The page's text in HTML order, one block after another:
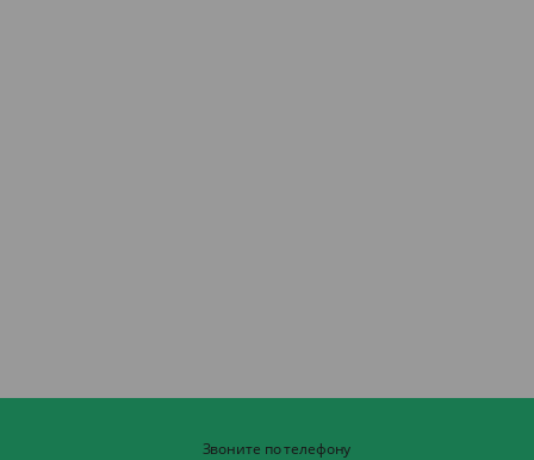
Звоните по телефону